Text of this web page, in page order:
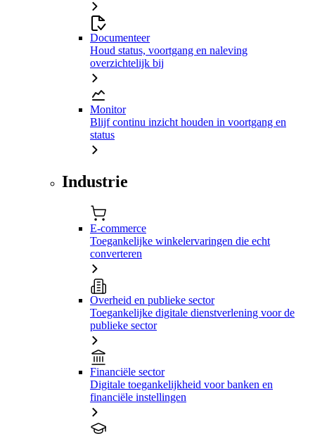
Documenteer
Houd status, voortgang en naleving
overzichtelijk bij
Monitor
Blijf continu inzicht houden in voortgang en
status
Industrie
E-commerce
Toegankelijke winkelervaringen die echt
converteren
Overheid en publieke sector
Toegankelijke digitale dienstverlening voor de
publieke sector
Financiële sector
Digitale toegankelijkheid voor banken en
financiële instellingen